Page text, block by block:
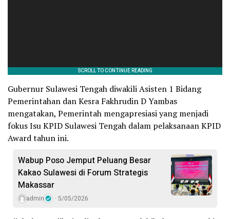
Gubernur Sulawesi Tengah diwakili Asisten 1 Bidang
Pemerintahan dan Kesra Fakhrudin D Yambas
mengatakan, Pemerintah mengapresiasi yang menjadi
fokus Isu KPID Sulawesi Tengah dalam pelaksanaan KPID
Award tahun ini.
Wabup Poso Jemput Peluang Besar
Kakao Sulawesi di Forum Strategis
Makassar
admin 5/05/2026